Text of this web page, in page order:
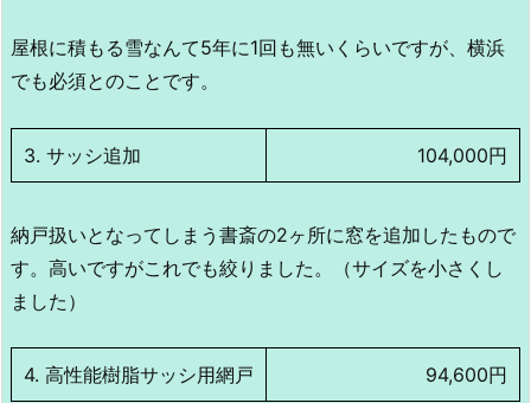
屋根に積もる雪なんて5年に1回も無いくらいですが、横浜
でも必須とのことです。
3. サッシ追加 104,000円
納戸扱いとなってしまう書斎の2ヶ所に窓を追加したもので
す。高いですがこれでも絞りました。（サイズを小さくし
ました）
4. 高性能樹脂サッシ用網戸 94,600円